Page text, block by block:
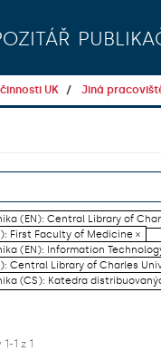
UK Jiná
(EN): Central Library of
First Faculty of Medicine ×
(EN): Information
Central Library of Charles
(CS): Katedra
1 z 1